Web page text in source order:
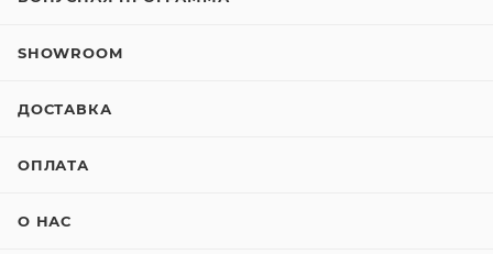
SHOWROOM
ДОСТАВКА
ОПЛАТА
О НАС